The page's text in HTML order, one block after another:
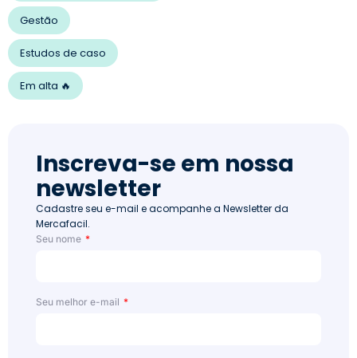
Gestão
Estudos de caso
Em alta 🔥
Inscreva-se em nossa
newsletter
Cadastre seu e-mail e acompanhe a Newsletter da
Mercafacil.
Seu nome
Seu melhor e-mail